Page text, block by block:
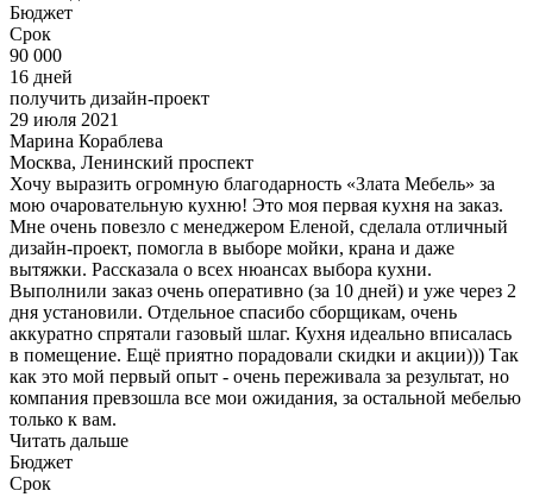
Бюджет
Срок
90 000
16 дней
получить дизайн-проект
29 июля 2021
Марина Кораблева
Москва, Ленинский проспект
Хочу выразить огромную благодарность «Злата Мебель» за
мою очаровательную кухню! Это моя первая кухня на заказ.
Мне очень повезло с менеджером Еленой, сделала отличный
дизайн-проект, помогла в выборе мойки, крана и даже
вытяжки. Рассказала о всех нюансах выбора кухни.
Выполнили заказ очень оперативно (за 10 дней) и уже через 2
дня установили. Отдельное спасибо сборщикам, очень
аккуратно спрятали газовый шлаг. Кухня идеально вписалась
в помещение. Ещё приятно порадовали скидки и акции))) Так
как это мой первый опыт - очень переживала за результат, но
компания превзошла все мои ожидания, за остальной мебелью
только к вам.
Читать дальше
Бюджет
Срок